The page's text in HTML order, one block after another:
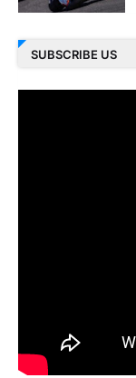
SUBSCRIBE US